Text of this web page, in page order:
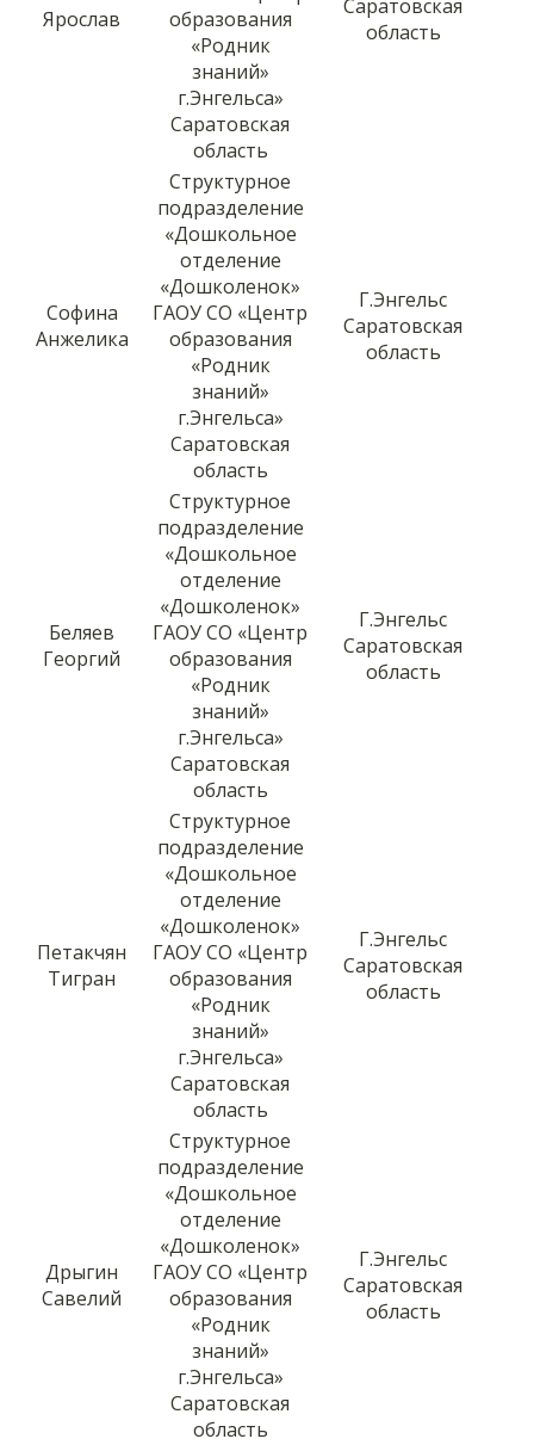
Ярослав
образования
«Родник
знаний»
г.Энгельса»
Саратовская
область
Саратовская
область
Софина
Анжелика
Структурное
подразделение
«Дошкольное
отделение
«Дошколенок»
ГАОУ СО «Центр
образования
«Родник
знаний»
г.Энгельса»
Саратовская
область
Г.Энгельс
Саратовская
область
Беляев
Георгий
Структурное
подразделение
«Дошкольное
отделение
«Дошколенок»
ГАОУ СО «Центр
образования
«Родник
знаний»
г.Энгельса»
Саратовская
область
Г.Энгельс
Саратовская
область
Петакчян
Тигран
Структурное
подразделение
«Дошкольное
отделение
«Дошколенок»
ГАОУ СО «Центр
образования
«Родник
знаний»
г.Энгельса»
Саратовская
область
Г.Энгельс
Саратовская
область
Дрыгин
Савелий
Структурное
подразделение
«Дошкольное
отделение
«Дошколенок»
ГАОУ СО «Центр
образования
«Родник
знаний»
г.Энгельса»
Саратовская
область
Г.Энгельс
Саратовская
область